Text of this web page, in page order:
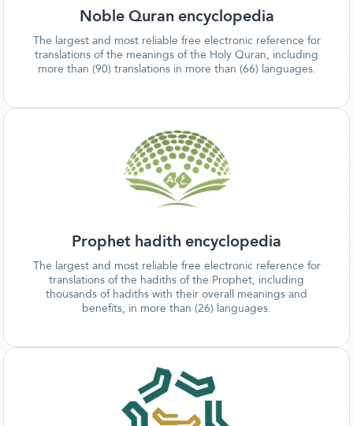
Noble Quran encyclopedia
The largest and most reliable free electronic reference for
translations of the meanings of the Holy Quran, including
more than (90) translations in more than (66) languages.
Prophet hadith encyclopedia
The largest and most reliable free electronic reference for
translations of the hadiths of the Prophet, including
thousands of hadiths with their overall meanings and
benefits, in more than (26) languages.